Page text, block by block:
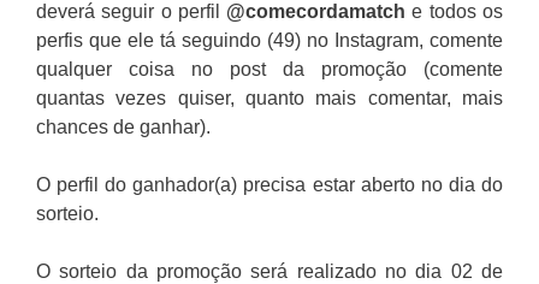
deverá seguir o perfil @comecordamatch e todos os
perfis que ele tá seguindo (49) no Instagram, comente
qualquer coisa no post da promoção (comente
quantas vezes quiser, quanto mais comentar, mais
chances de ganhar).
O perfil do ganhador(a) precisa estar aberto no dia do
sorteio.
O sorteio da promoção será realizado no dia 02 de